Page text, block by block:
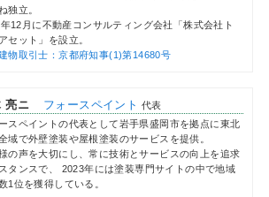
独立。
12月に不動産コンサルティング会社「株式会社ト
セット」を設立。
物取引士：京都府知事(1)第14680号
亮ニ フォースペイント 代表
スペイントの代表として岩手県盛岡市を拠点に東北
域で外壁塗装や屋根塗装のサービスを提供。
の声を大切にし、常に技術とサービスの向上を追求
タンスで、 2023年には塗装専門サイトの中で地域
1位を獲得している。